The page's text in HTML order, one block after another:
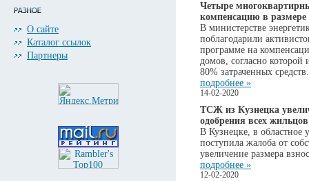
О сайте
Каталог ссылок
Партнеры
Четыре
компенсацию в
В министерстве
поблагодарили
программе на
домов, согласно которой
80% затраченных средств.
подробнее »
14-02-2020
ТСЖ из Кузнецка
одобрения всех жильцов
В Кузнецке, в областное
поступила жалоба от
увеличение размера
подробнее »
12-02-2020